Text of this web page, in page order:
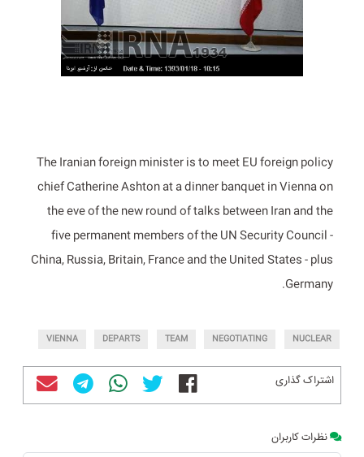
The Iranian foreign minister is to meet EU foreign policy
chief Catherine Ashton at a dinner banquet in Vienna on
the eve of the new round of talks between Iran and the
five permanent members of the UN Security Council -
China, Russia, Britain, France and the United States - plus
Germany.
NUCLEAR
NEGOTIATING
TEAM
DEPARTS
VIENNA
اشتراک گذاری
نظرات کاربران